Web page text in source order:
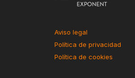
Aviso legal
Política de privacidad
Política de cookies